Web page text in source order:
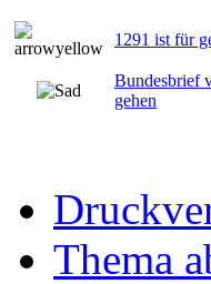
1291 ist für
Bundesbrief
gehen
Thema